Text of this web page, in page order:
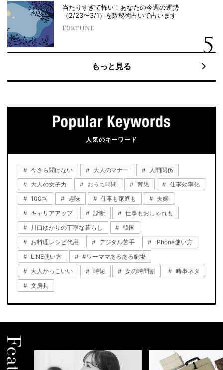
当たりすぎて怖い！あなたの今週の運勢
（2/23〜3/1）を数秘術占いで占います
FORTUNE
もっと見る
人気のキーワード
今さら聞けない 大人のマナー
人間関係
大人の女子力
おうち時間 育児
仕事効率化
100均
趣味 仕事も家庭も
夫婦
キャリアアップ
診断
仕事もおしゃれも
川口ゆかりの丁寧な暮らし
韓国
お料理レシピ代用
デジタル苦手
iPhone使い方
LINE使い方
#ワーママあるある劇場
大人かっこいい
時短 女の時間割
時事ネタ
文房具